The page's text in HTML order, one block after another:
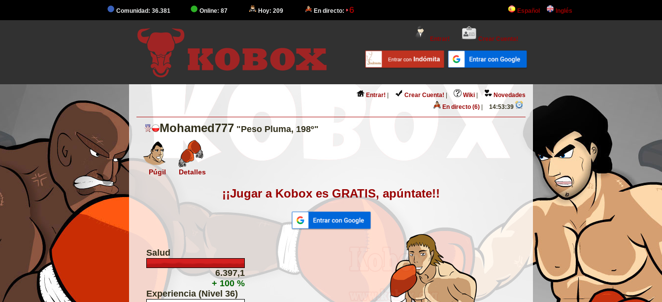
Comunidad: 36.381 Online: 87 Hoy: 209 En directo: 6 Español Inglés
Entrar! Crear Cuenta!
Entrar! Crear Cuenta! Wiki
Novedades
En directo (6)
14:53:39
Mohamed777 "Peso Pluma, 198º"
Púgil Detalles
¡¡Jugar a Kobox es GRATIS, apúntate!!
Salud
6.397,1
+ 100 %
Experiencia (Nivel 36)